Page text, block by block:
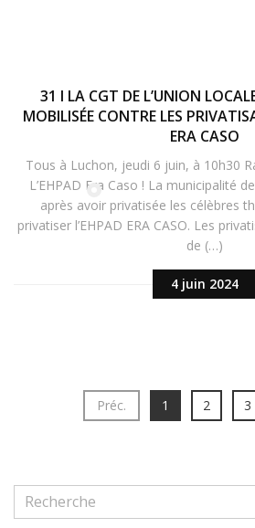
4 juin 2024
31 I LA CGT DE L’UNION
MOBILISÉE CONTRE LES
ERA CASO
Tous à Luchon, jeudi 6 juin, à 10h30
L’EHPAD Era Caso ! La municipalité
après avoir privatisée les célèbres
privatiser l’EHPAD ERA CASO. Les
de (…)
Préc. 1 2 3